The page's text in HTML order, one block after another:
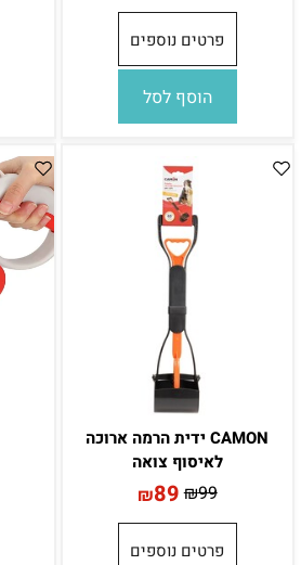
פרטים נוספים
הוסף לסל
CAMON ידית הרמה ארוכה
לאיסוף צואה
₪99
₪89
פרטים נוספים